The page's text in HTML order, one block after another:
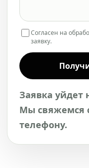
Согласен на
заявку.
Заявка уйдет
Мы свяжемся
телефону.